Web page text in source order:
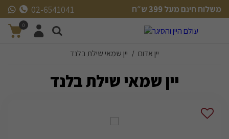
משלוח חינם מעל 399 ש״ח
משלוח חינם מעל 399 ש״ח
02-6541041
0
יין אדום / יין שמאי שילת בלנד
יין שמאי שילת בלנד